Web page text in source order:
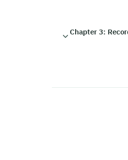
Chapter 3: